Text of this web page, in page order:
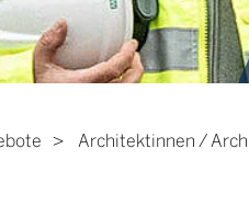
Architektinnen /